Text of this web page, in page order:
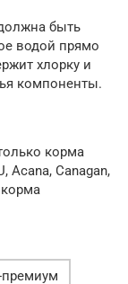
быть
водой прямо
хлорку и
компоненты.
корма
Acana, Canagan,
премиум